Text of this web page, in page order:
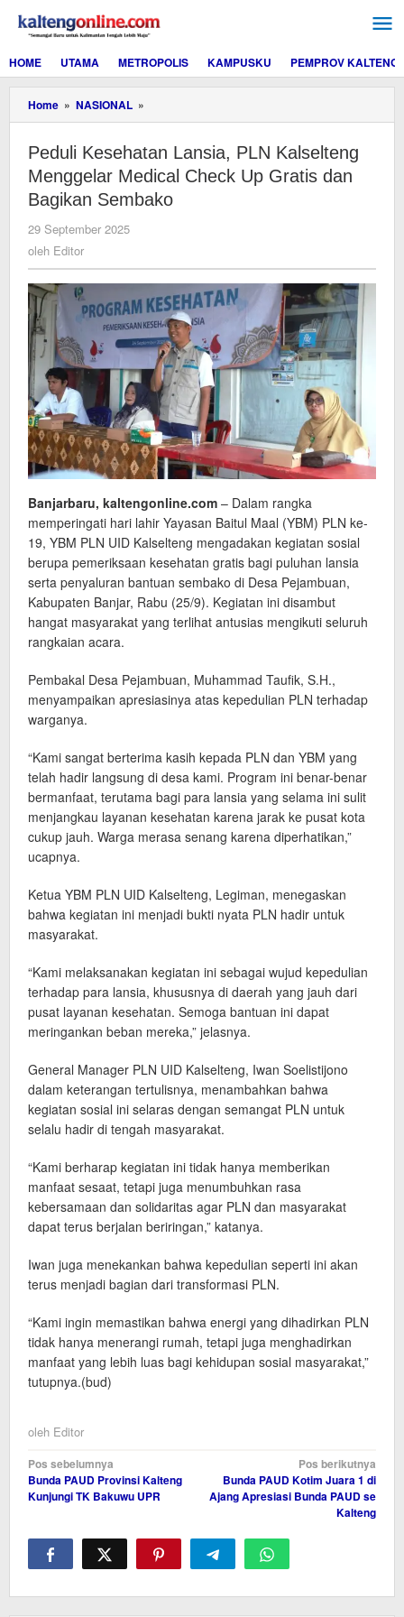
konten
HOME
UTAMA METROPOLIS KAMPUSKU PEMPROV KALTENG
Home » NASIONAL »
Kesehatan
PLN
Kalselteng
Menggelar
Medical
dan
Bagikan
Sembako
Peduli Kesehatan Lansia, PLN Kalselteng
Menggelar Medical Check Up Gratis dan
Bagikan Sembako
29 September 2025
oleh Editor
Banjarbaru, kaltengonline.com – Dalam rangka
memperingati hari lahir Yayasan Baitul Maal (YBM) PLN ke-
19, YBM PLN UID Kalselteng mengadakan kegiatan sosial
berupa pemeriksaan kesehatan gratis bagi puluhan lansia
serta penyaluran bantuan sembako di Desa Pejambuan,
Kabupaten Banjar, Rabu (25/9). Kegiatan ini disambut
hangat masyarakat yang terlihat antusias mengikuti seluruh
rangkaian acara.
Pembakal Desa Pejambuan, Muhammad Taufik, S.H.,
menyampaikan apresiasinya atas kepedulian PLN terhadap
warganya.
“Kami sangat berterima kasih kepada PLN dan YBM yang
telah hadir langsung di desa kami. Program ini benar-benar
bermanfaat, terutama bagi para lansia yang selama ini sulit
menjangkau layanan kesehatan karena jarak ke pusat kota
cukup jauh. Warga merasa senang karena diperhatikan,”
ucapnya.
Ketua YBM PLN UID Kalselteng, Legiman, menegaskan
bahwa kegiatan ini menjadi bukti nyata PLN hadir untuk
masyarakat.
“Kami melaksanakan kegiatan ini sebagai wujud kepedulian
terhadap para lansia, khususnya di daerah yang jauh dari
pusat layanan kesehatan. Semoga bantuan ini dapat
meringankan beban mereka,” jelasnya.
General Manager PLN UID Kalselteng, Iwan Soelistijono
dalam keterangan tertulisnya, menambahkan bahwa
kegiatan sosial ini selaras dengan semangat PLN untuk
selalu hadir di tengah masyarakat.
“Kami berharap kegiatan ini tidak hanya memberikan
manfaat sesaat, tetapi juga menumbuhkan rasa
kebersamaan dan solidaritas agar PLN dan masyarakat
dapat terus berjalan beriringan,” katanya.
Iwan juga menekankan bahwa kepedulian seperti ini akan
terus menjadi bagian dari transformasi PLN.
“Kami ingin memastikan bahwa energi yang dihadirkan PLN
tidak hanya menerangi rumah, tetapi juga menghadirkan
manfaat yang lebih luas bagi kehidupan sosial masyarakat,”
tutupnya.(bud)
oleh Editor
Navigasi
pos
Pos sebelumnya
Bunda PAUD Provinsi Kalteng
Kunjungi TK Bakuwu UPR
Pos berikutnya
Bunda PAUD Kotim Juara 1 di
Ajang Apresiasi Bunda PAUD se
Kalteng